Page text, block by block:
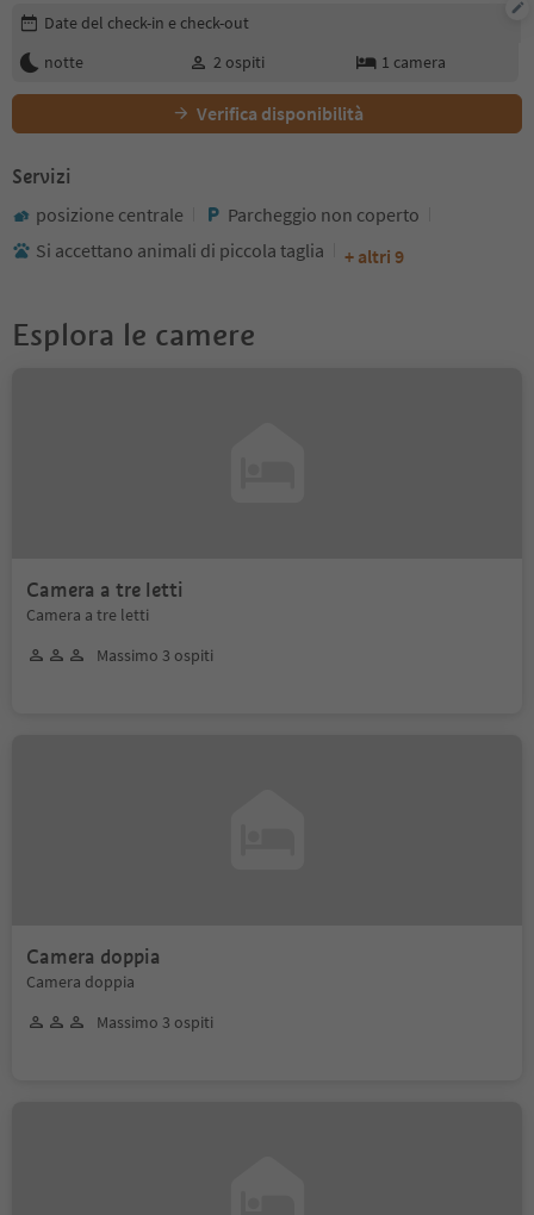
Modifica i dettagli della prenotazione
Date del check-in e check-out
notte
2 ospiti 1 camera
Verifica disponibilità
Servizi
posizione centrale
Parcheggio non coperto
Si accettano animali di piccola taglia
+ altri 9
Esplora le camere
Camera a tre letti
Camera a tre letti
Massimo 3 ospiti
Camera doppia
Camera doppia
Massimo 3 ospiti